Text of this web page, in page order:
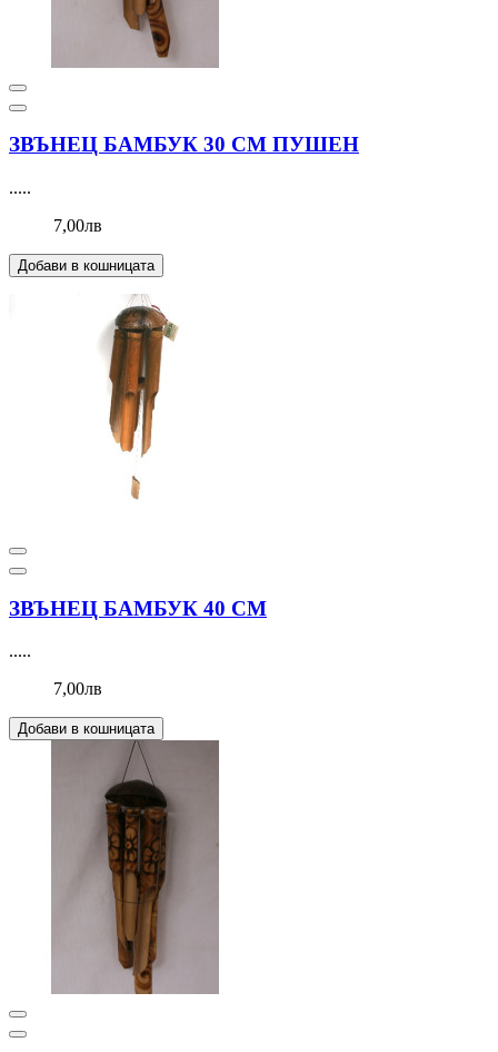
ЗВЪНЕЦ БАМБУК 30 СМ ПУШЕН
.....
7,00лв
Добави в кошницата
ЗВЪНЕЦ БАМБУК 40 СМ
.....
7,00лв
Добави в кошницата